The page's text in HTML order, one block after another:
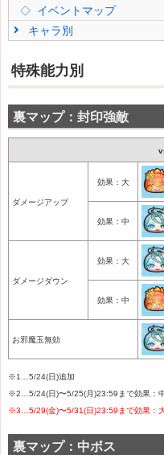
イベントマップ
キャラ別
特殊能力別
裏マップ：封印強敵
ダメージアップ
効果：大
効果：中
ダメージダウン
効果：大
効果：中
お邪魔玉無効
※1…5/24(日)追加
※2…5/24(日)〜5/25(月)23:59まで効果：
※3…5/29(金)〜5/31(日)23:59まで効果：
裏マップ：中ボス